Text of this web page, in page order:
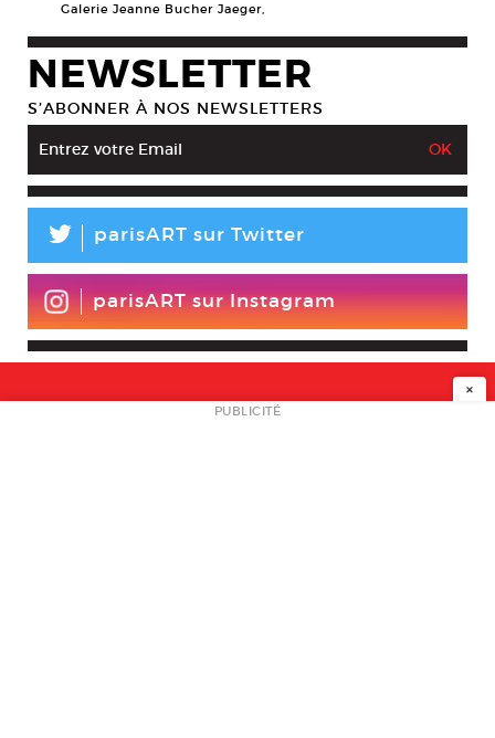
Galerie Jeanne Bucher Jaeger,
NEWSLETTER
S’ABONNER À NOS NEWSLETTERS
L parisART sur Twitter
parisART sur Instagram
NEWSLETTER
×
PUBLICITÉ